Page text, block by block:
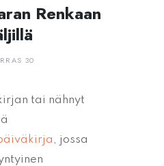
Renkaan
30
tai nähnyt
, jossa